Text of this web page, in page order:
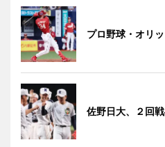
プロ野球・オリ
佐野日大、２回